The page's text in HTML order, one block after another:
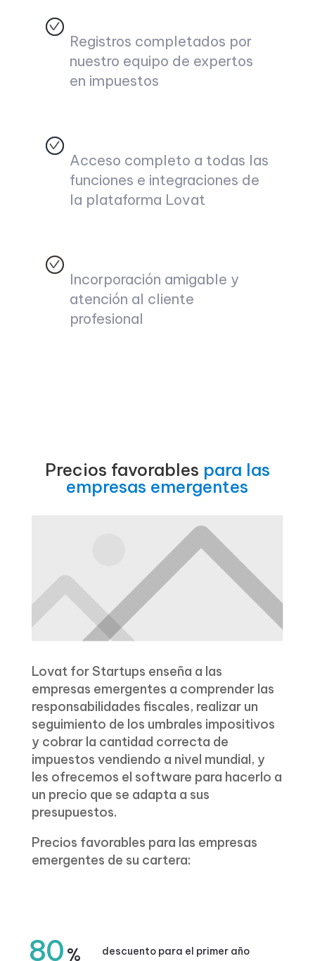
Registros completados por
nuestro equipo de expertos
en impuestos
Acceso completo a todas las
funciones e integraciones de
la plataforma Lovat
Incorporación amigable y
atención al cliente
profesional
Precios favorables para las
empresas emergentes
Lovat for Startups enseña a las
empresas emergentes a comprender las
responsabilidades fiscales, realizar un
seguimiento de los umbrales impositivos
y cobrar la cantidad correcta de
impuestos vendiendo a nivel mundial, y
les ofrecemos el software para hacerlo a
un precio que se adapta a sus
presupuestos.
Precios favorables para las empresas
emergentes de su cartera:
80 % descuento para el primer año